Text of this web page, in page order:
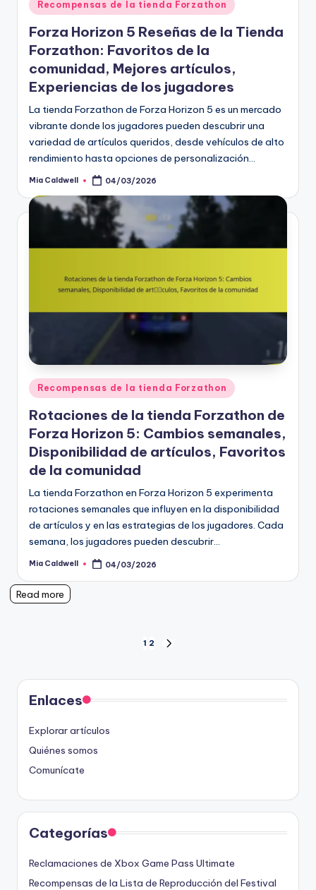
Posted
in
Recompensas de la tienda Forzathon
Forza Horizon 5 Reseñas de la Tienda
Forzathon: Favoritos de la
comunidad, Mejores artículos,
Experiencias de los jugadores
La tienda Forzathon de Forza Horizon 5 es un mercado
vibrante donde los jugadores pueden descubrir una
variedad de artículos queridos, desde vehículos de alto
rendimiento hasta opciones de personalización…
Posted
Mia Caldwell 04/03/2026
Posted
in
Recompensas de la tienda Forzathon
Rotaciones de la tienda Forzathon de
Forza Horizon 5: Cambios semanales,
Disponibilidad de artículos, Favoritos
de la comunidad
La tienda Forzathon en Forza Horizon 5 experimenta
rotaciones semanales que influyen en la disponibilidad
de artículos y en las estrategias de los jugadores. Cada
semana, los jugadores pueden descubrir…
Posted
Mia Caldwell 04/03/2026
Read more
pagination
1 2
Enlaces
Explorar artículos
Quiénes somos
Comunícate
Categorías
Reclamaciones de Xbox Game Pass Ultimate
Recompensas de la Lista de Reproducción del Festival